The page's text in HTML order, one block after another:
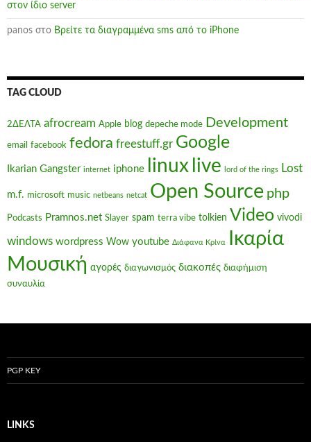
στον ίδιο server
panos στο Βρείτε τα διαγραμμένα sms από το iPhone
TAG CLOUD
2ΔΕΛΤΑ afrocream Apple blog depeche mode Development
email facebook fedora freestuff.gr Google
Ikarian Gangster internet iphone linux live lord of the rings Lost
m.f. microsoft music netbeans netcat Open Source php
Podcasts Pramnos.net Slayer spam terra vibe tolkien Video vivodi
windows wordpress Wow youtube Διάφανα Κρίνα Ικαρία
Μουσική αγορές διαγωνισμός διακοπές διαφήμιση
συναυλία
PGP KEY
LINKS